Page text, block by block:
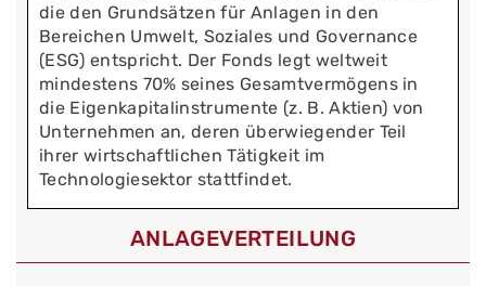
die den Grundsätzen für Anlagen in den
Bereichen Umwelt, Soziales und Governance
(ESG) entspricht. Der Fonds legt weltweit
mindestens 70% seines Gesamtvermögens in
die Eigenkapitalinstrumente (z. B. Aktien) von
Unternehmen an, deren überwiegender Teil
ihrer wirtschaftlichen Tätigkeit im
Technologiesektor stattfindet.
ANLAGEVERTEILUNG